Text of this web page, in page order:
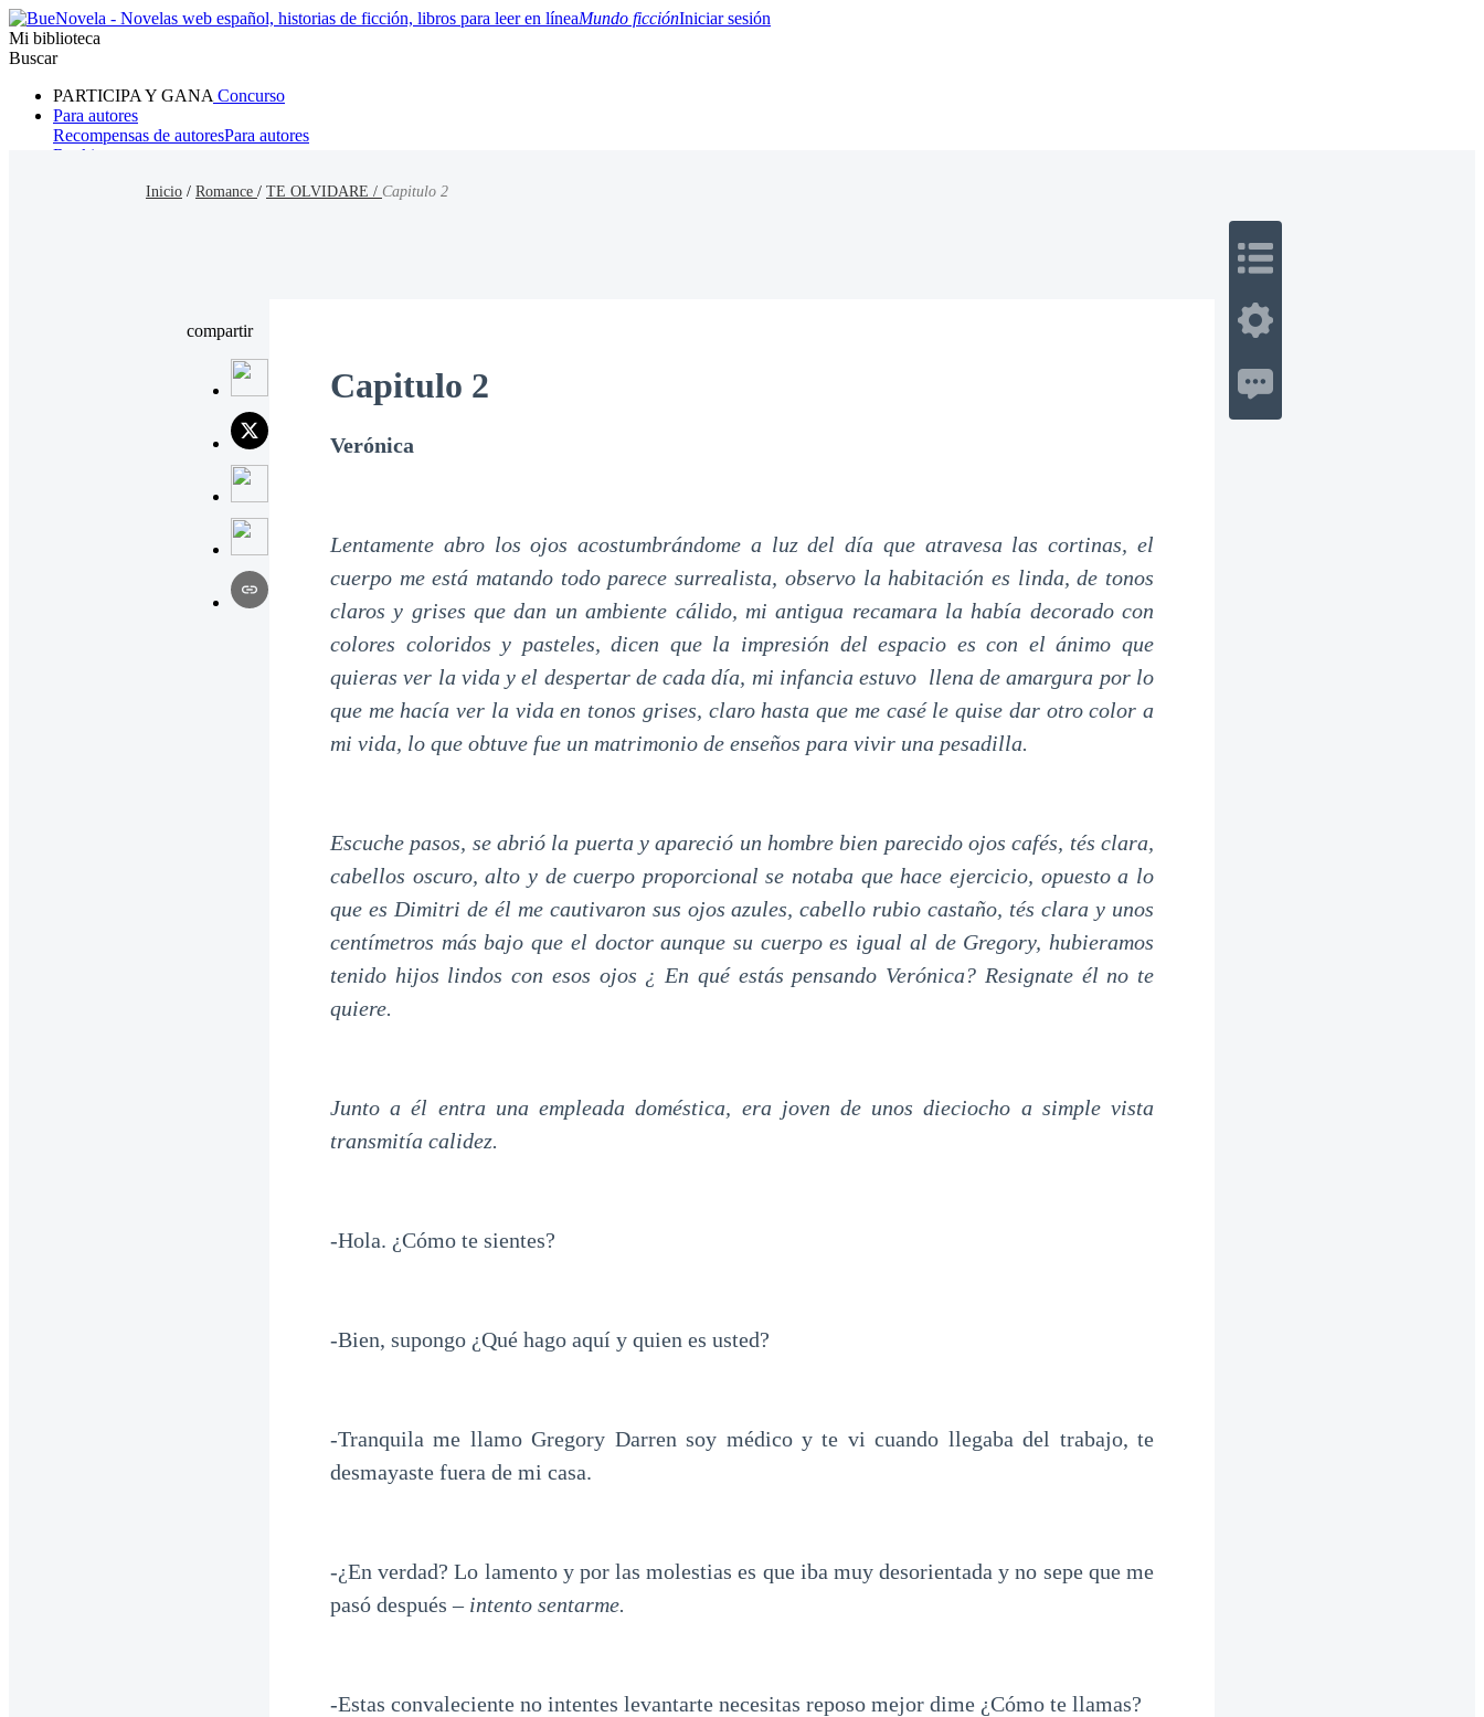
Mundo ficciónIniciar sesión
Mi biblioteca
Buscar
PARTICIPA Y GANA Concurso
Para autores
Recompensas de autoresPara autores
Ranking
Inicio / Romance / TE OLVIDARE / Capitulo 2
compartir
Capitulo 2
Verónica
Lentamente abro los ojos acostumbrándome a luz del día que atravesa las cortinas, el
cuerpo me está matando todo parece surrealista, observo la habitación es linda, de tonos
claros y grises que dan un ambiente cálido, mi antigua recamara la había decorado con
colores coloridos y pasteles, dicen que la impresión del espacio es con el ánimo que
quieras ver la vida y el despertar de cada día, mi infancia estuvo llena de amargura por lo
que me hacía ver la vida en tonos grises, claro hasta que me casé le quise dar otro color a
mi vida, lo que obtuve fue un matrimonio de enseños para vivir una pesadilla.
Escuche pasos, se abrió la puerta y apareció un hombre bien parecido ojos cafés, tés clara,
cabellos oscuro, alto y de cuerpo proporcional se notaba que hace ejercicio, opuesto a lo
que es Dimitri de él me cautivaron sus ojos azules, cabello rubio castaño, tés clara y unos
centímetros más bajo que el doctor aunque su cuerpo es igual al de Gregory, hubieramos
tenido hijos lindos con esos ojos ¿ En qué estás pensando Verónica? Resignate él no te
quiere.
Junto a él entra una empleada doméstica, era joven de unos dieciocho a simple vista
transmitía calidez.
-Hola. ¿Cómo te sientes?
-Bien, supongo ¿Qué hago aquí y quien es usted?
-Tranquila me llamo Gregory Darren soy médico y te vi cuando llegaba del trabajo, te
desmayaste fuera de mi casa.
-¿En verdad? Lo lamento y por las molestias es que iba muy desorientada y no sepe que me
pasó después – intento sentarme.
-Estas convaleciente no intentes levantarte necesitas reposo mejor dime ¿Cómo te llamas?